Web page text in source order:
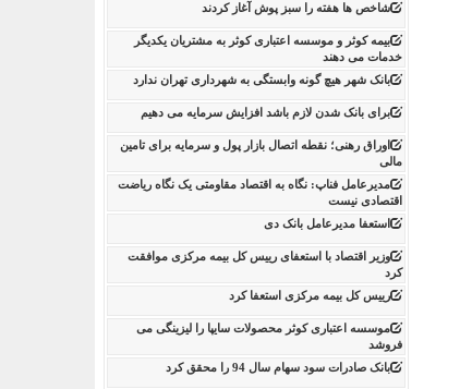
شاخص ها هفته را سبز پوش آغاز کردند
بیمه کوثر و موسسه اعتباری کوثر به مشتریان یکدیگر
خدمات می دهند
بانک شهر هیچ گونه وابستگی به شهرداری تهران ندارد
برای بانک شدن لازم باشد افزایش سرمایه می دهیم
اوراق رهنی؛ نقطه اتصال بازار پول و سرمایه برای تامین
مالی
مدیرعامل فناپ: نگاه به اقتصاد مقاومتی یک نگاه ریاضت
اقتصادی نیست
استعفا مدیرعامل بانک دی
وزیر اقتصاد با استعفای رییس کل بیمه مرکزی موافقت
کرد
رییس کل بیمه مرکزی استعفا کرد
موسسه اعتباری کوثر محصولات سایپا را لیزینگی می
فروشد
بانک صادرات سود سهام سال 94 را محقق کرد